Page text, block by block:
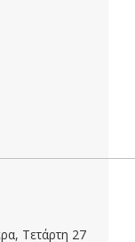
Τετάρτη 27